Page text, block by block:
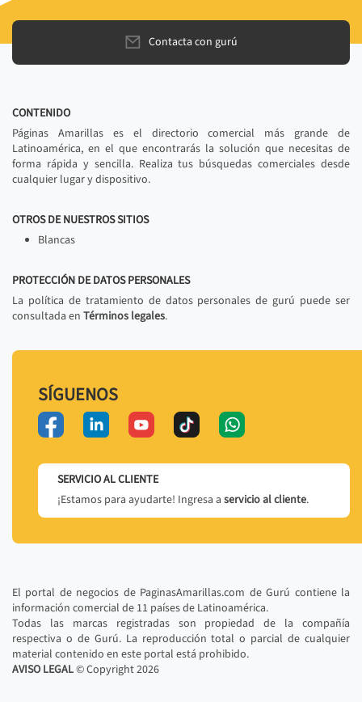
Contacta con gurú
CONTENIDO
Páginas Amarillas es el directorio comercial más grande de
Latinoamérica, en el que encontrarás la solución que necesitas de
forma rápida y sencilla. Realiza tus búsquedas comerciales desde
cualquier lugar y dispositivo.
OTROS DE NUESTROS SITIOS
Blancas
PROTECCIÓN DE DATOS PERSONALES
La política de tratamiento de datos personales de gurú puede ser
consultada en Términos legales.
SÍGUENOS
SERVICIO AL CLIENTE
¡Estamos para ayudarte! Ingresa a servicio al cliente.
El portal de negocios de PaginasAmarillas.com de Gurú contiene la
información comercial de 11 países de Latinoamérica.
Todas las marcas registradas son propiedad de la compañía
respectiva o de Gurú. La reproducción total o parcial de cualquier
material contenido en este portal está prohibido.
AVISO LEGAL© Copyright2026